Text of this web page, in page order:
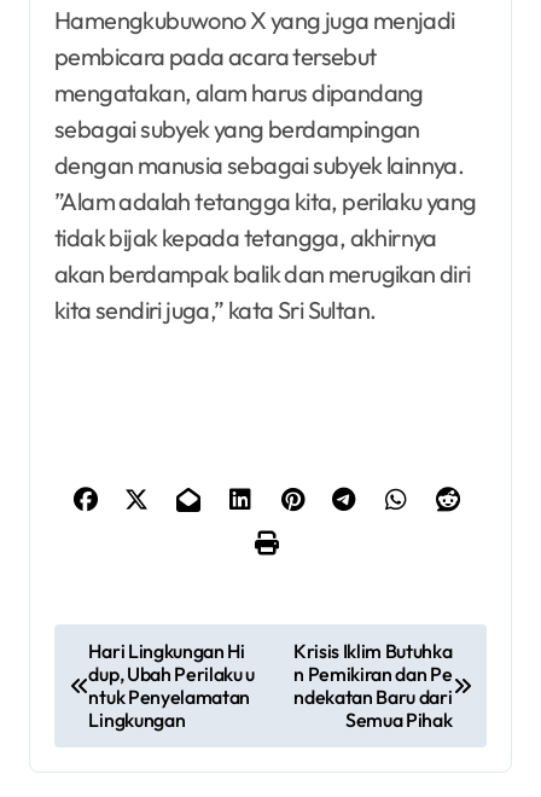
Hamengkubuwono X yang juga menjadi
pembicara pada acara tersebut
mengatakan, alam harus dipandang
sebagai subyek yang berdampingan
dengan manusia sebagai subyek lainnya.
”Alam adalah tetangga kita, perilaku yang
tidak bijak kepada tetangga, akhirnya
akan berdampak balik dan merugikan diri
kita sendiri juga,” kata Sri Sultan.
o
s
Hari Lingkungan Hi
dup, Ubah Perilaku u
ntuk Penyelamatan
Lingkungan
Krisis Iklim Butuhka
n Pemikiran dan Pe
ndekatan Baru dari
Semua Pihak